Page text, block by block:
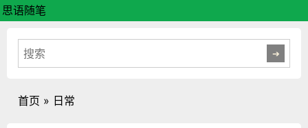
思语随笔
首页 » 日常